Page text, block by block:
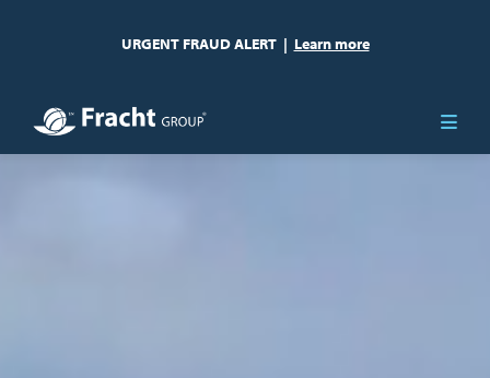
URGENT FRAUD ALERT | Learn more